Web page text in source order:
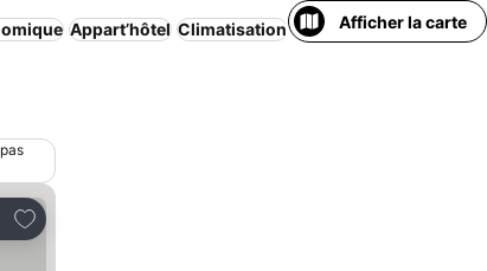
Appart’hôtel Climatisation Animaux acceptés
Afficher la carte
Ajouter à mes favoris